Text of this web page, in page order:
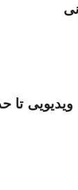
ویدیویی تا